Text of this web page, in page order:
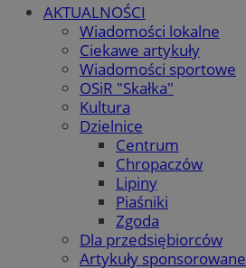
AKTUALNOŚCI
Wiadomości lokalne
Ciekawe artykuły
Wiadomości sportowe
OSiR "Skałka"
Kultura
Dzielnice
Centrum
Chropaczów
Lipiny
Piaśniki
Zgoda
Dla przedsiębiorców
Artykuły sponsorowane